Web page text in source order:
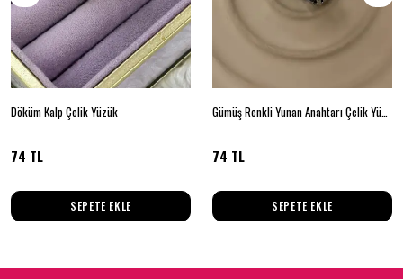
Döküm Kalp Çelik Yüzük
74 TL
SEPETE EKLE
Gümüş Renkli Yunan Anahtarı Çelik Yüzük No: 21
74 TL
SEPETE EKLE